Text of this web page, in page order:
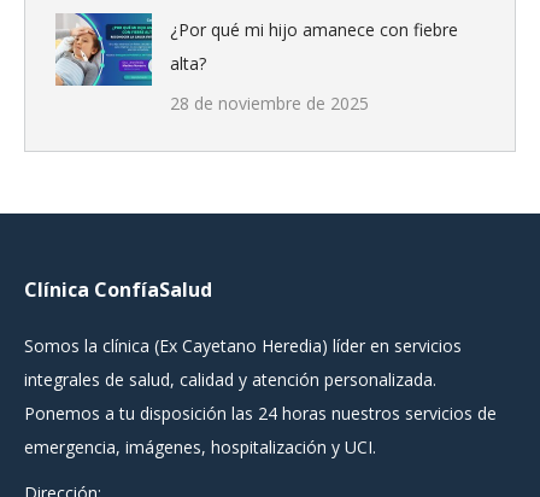
¿Por qué mi hijo amanece con fiebre
alta?
28 de noviembre de 2025
Clínica ConfíaSalud
Somos la clínica (Ex Cayetano Heredia) líder en servicios
integrales de salud, calidad y atención personalizada.
Ponemos a tu disposición las 24 horas nuestros servicios de
emergencia, imágenes, hospitalización y UCI.